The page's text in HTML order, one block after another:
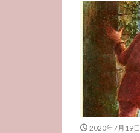
2020年7月19日